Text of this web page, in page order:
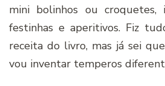
mini bolinhos ou croquetes,
festinhas e aperitivos. Fiz
receita do livro, mas já sei
vou inventar temperos